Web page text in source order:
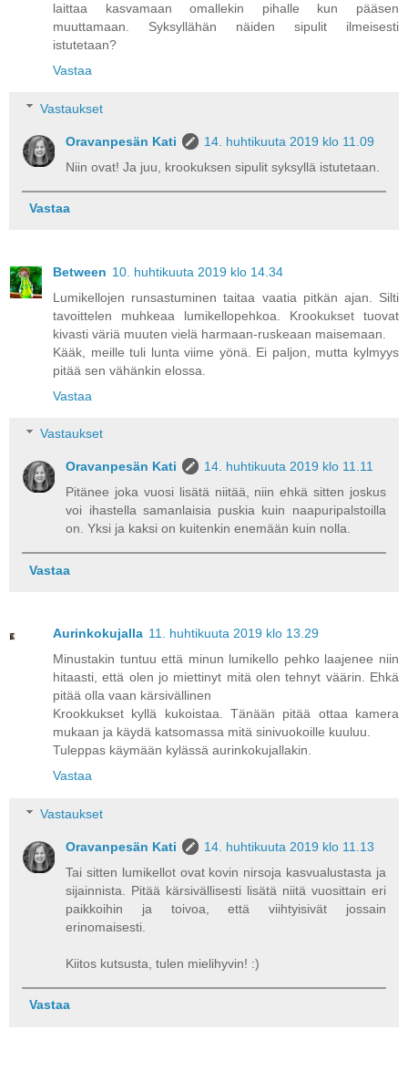
laittaa kasvamaan omallekin pihalle kun pääsen
muuttamaan. Syksyllähän näiden sipulit ilmeisesti
istutetaan?
Vastaa
Vastaukset
Oravanpesän Kati
14. huhtikuuta 2019 klo 11.09
Niin ovat! Ja juu, krookuksen sipulit syksyllä istutetaan.
Vastaa
Between 10. huhtikuuta 2019 klo 14.34
Lumikellojen runsastuminen taitaa vaatia pitkän ajan. Silti
tavoittelen muhkeaa lumikellopehkoa. Krookukset tuovat
kivasti väriä muuten vielä harmaan-ruskeaan maisemaan.
Kääk, meille tuli lunta viime yönä. Ei paljon, mutta kylmyys
pitää sen vähänkin elossa.
Vastaa
Vastaukset
Oravanpesän Kati
14. huhtikuuta 2019 klo 11.11
Pitänee joka vuosi lisätä niitää, niin ehkä sitten joskus
voi ihastella samanlaisia puskia kuin naapuripalstoilla
on. Yksi ja kaksi on kuitenkin enemään kuin nolla.
Vastaa
Aurinkokujalla 11. huhtikuuta 2019 klo 13.29
Minustakin tuntuu että minun lumikello pehko laajenee niin
hitaasti, että olen jo miettinyt mitä olen tehnyt väärin. Ehkä
pitää olla vaan kärsivällinen
Krookkukset kyllä kukoistaa. Tänään pitää ottaa kamera
mukaan ja käydä katsomassa mitä sinivuokoille kuuluu.
Tuleppas käymään kylässä aurinkokujallakin.
Vastaa
Vastaukset
Oravanpesän Kati
14. huhtikuuta 2019 klo 11.13
Tai sitten lumikellot ovat kovin nirsoja kasvualustasta ja
sijainnista. Pitää kärsivällisesti lisätä niitä vuosittain eri
paikkoihin ja toivoa, että viihtyisivät jossain
erinomaisesti.
Kiitos kutsusta, tulen mielihyvin! :)
Vastaa